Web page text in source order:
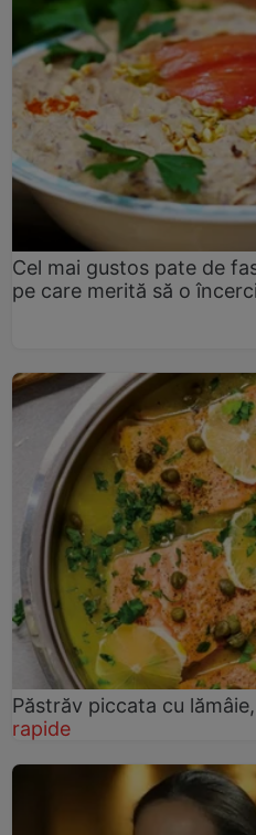
Cel mai gustos pate de
pe care merită să o încerci
Păstrăv piccata cu
rapide